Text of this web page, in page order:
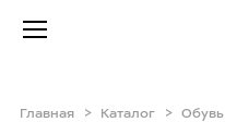
Главная Каталог Обувь